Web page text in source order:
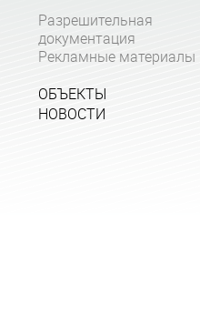
Разрешительная
документация
Рекламные материалы
ОБЪЕКТЫ
НОВОСТИ